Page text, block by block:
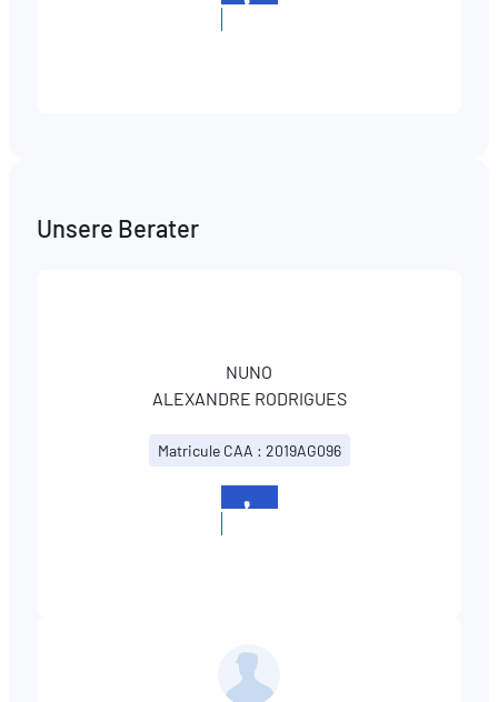
PLEIMLING
Unsere Berater
NUNO
ALEXANDRE RODRIGUES
Matricule CAA : 2019AG096